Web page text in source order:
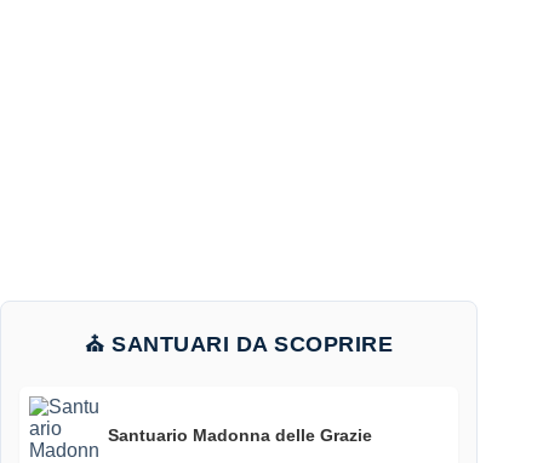
⛪ SANTUARI DA SCOPRIRE
Santuario Madonna delle Grazie